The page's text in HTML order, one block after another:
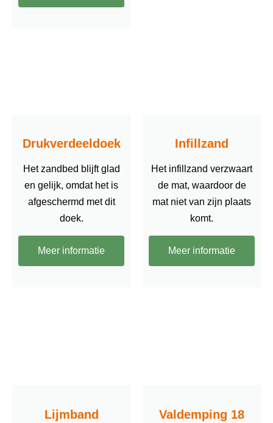
Drukverdeeldoek
Het zandbed blijft glad
en gelijk, omdat het is
afgeschermd met dit
doek.
Meer informatie
Infillzand
Het infillzand verzwaart
de mat, waardoor de
mat niet van zijn plaats
komt.
Meer informatie
Lijmband
Valdemping 18